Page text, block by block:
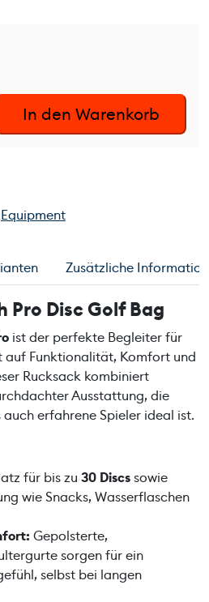
In den Warenkorb
Equipment
Zusätzliche
Pro Disc Golf Bag
ist der perfekte Begleiter für
auf Funktionalität, Komfort und
Rucksack kombiniert
Ausstattung, die
erfahrene Spieler ideal ist.
für bis zu 30 Discssowie
wie Snacks, Wasserflaschen
Gepolsterte,
sorgen für ein
selbst bei langen